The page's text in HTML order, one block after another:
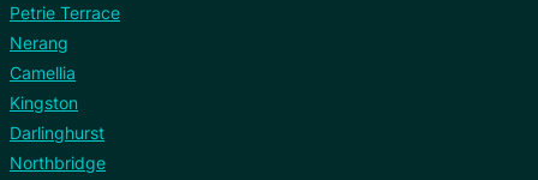
Petrie Terrace
Nerang
Camellia
Kingston
Darlinghurst
Northbridge